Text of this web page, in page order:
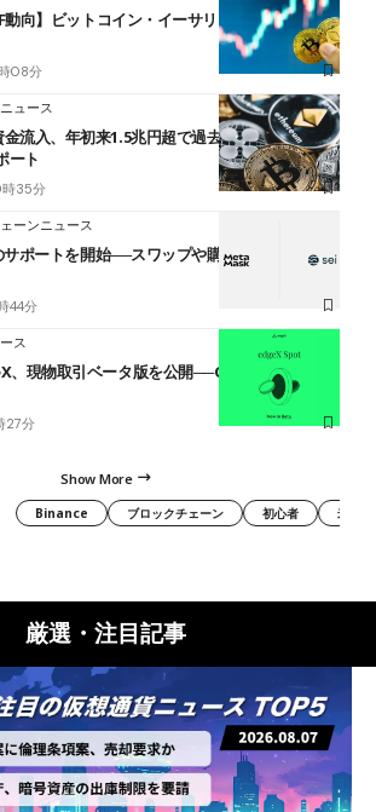
動向】ビットコイン・イーサリアムに資金殺到、
08分
ュース
流入、年初来1.5兆円超で過去最高
ート
35分
ーンニュース
ポートを開始──スワップや購入もアプリ内で
44分
ス
現物取引ベータ版を公開──CEX並みの利便性
27分
Show More
Binance ブロックチェーン 初心者 米国
厳選・注目記事